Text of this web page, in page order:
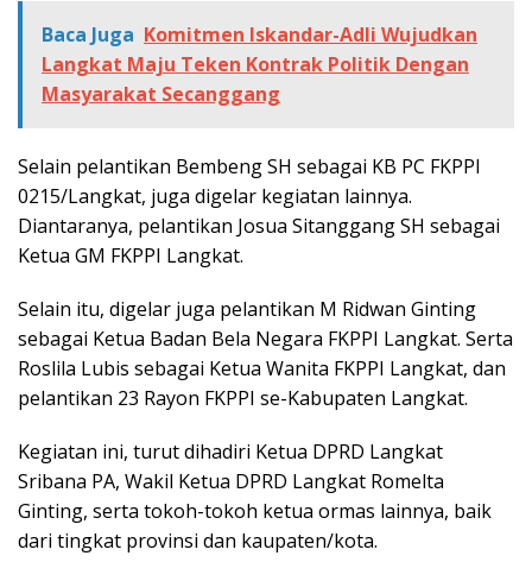
Baca Juga Komitmen Iskandar-Adli Wujudkan
Langkat Maju Teken Kontrak Politik Dengan
Masyarakat Secanggang
Selain pelantikan Bembeng SH sebagai KB PC FKPPI
0215/Langkat, juga digelar kegiatan lainnya.
Diantaranya, pelantikan Josua Sitanggang SH sebagai
Ketua GM FKPPI Langkat.
Selain itu, digelar juga pelantikan M Ridwan Ginting
sebagai Ketua Badan Bela Negara FKPPI Langkat. Serta
Roslila Lubis sebagai Ketua Wanita FKPPI Langkat, dan
pelantikan 23 Rayon FKPPI se-Kabupaten Langkat.
Kegiatan ini, turut dihadiri Ketua DPRD Langkat
Sribana PA, Wakil Ketua DPRD Langkat Romelta
Ginting, serta tokoh-tokoh ketua ormas lainnya, baik
dari tingkat provinsi dan kaupaten/kota.